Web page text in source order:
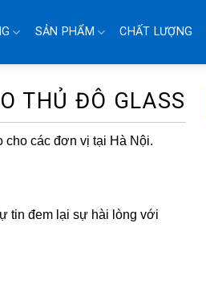
SẢN PHẨM CHẤT LƯỢNG
THỦ ĐÔ GLASS
cho các đơn vị tại Hà Nội.
tin đem lại sự hài lòng với